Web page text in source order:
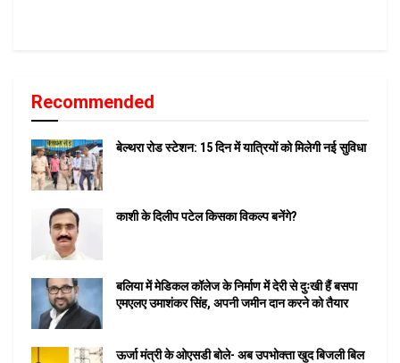
Recommended
बेल्थरा रोड स्टेशन: 15 दिन में यात्रियों को मिलेगी नई सुविधा
काशी के दिलीप पटेल किसका विकल्प बनेंगे?
बलिया में मेडिकल कॉलेज के निर्माण में देरी से दुःखी हैं बसपा
एमएलए उमाशंकर सिंह, अपनी जमीन दान करने को तैयार
ऊर्जा मंत्री के ओएसडी बोले- अब उपभोक्ता खुद बिजली बिल